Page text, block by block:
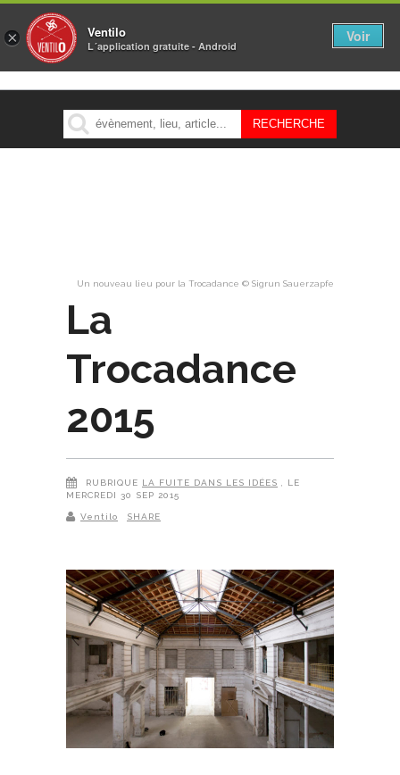
MENU
Un nouveau lieu pour la Trocadance © Sigrun Sauerzapfe
La
Trocadance
2015
RUBRIQUE LA FUITE DANS LES IDÉES
, LE
MERCREDI 30 SEP 2015
Ventilo SHARE
× Ventilo
L´application gratuite - Android
Voir